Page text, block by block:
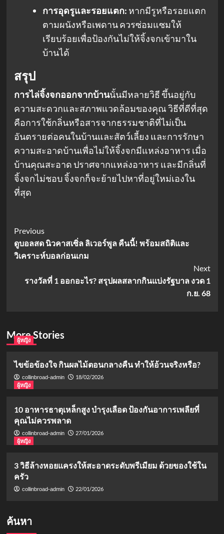
การอุดรูและรอยแตก: หากมีรูหรือรอยแตก
ตามผนังหรือเพดาน ควรซ่อมแซมให้
เรียบร้อยเพื่อป้องกันไม่ให้จิ้งจกเข้ามาใน
บ้านได้
สรุป
การไล่จิ้งจกออกจากบ้านนั้นมีหลายวิธี ขึ้นอยู่กับ
ความสะดวกและสภาพแวดล้อมของคุณ วิธีที่ดีที่สุด
คือการใช้กลิ่นหรือสารจากธรรมชาติที่ไม่เป็น
อันตรายต่อคนในบ้านและสัตว์เลี้ยง และการรักษา
ความสะอาดบ้านเพื่อไม่ให้จิ้งจกมีแหล่งอาหาร เมื่อ
บ้านคุณสะอาด ปราศจากแหล่งอาหาร และมีกลิ่นที่
จิ้งจกไม่ชอบ จิ้งจกก็จะย้ายไปหาที่อยู่ใหม่เองใน
ที่สุด
Post
Navigation
Previous
ดูบอลสด นิวคาสเซิ่ล ลิเวอร์พูล คืนนี้! พร้อมสถิติและ
วิเคราะห์บอลก่อนเกม
Next
รางวัลที่ 1 ออกอะไร? สรุปผลสลากกินแบ่งรัฐบาล งวด 1
ก.ย. 68
More Stories
ผู้หญิง
ไขข้อข้องใจ กินผลไม้ตอนกลางคืน ทำให้อ้วนจริงหรือ?
collinbroad-admin
18/02/2026
ผู้หญิง
10 อาหารธาตุเหล็กสูง บำรุงเลือด ป้องกันอาการเพลียที่
คุณไม่ควรพลาด
collinbroad-admin
27/01/2026
ผู้หญิง
3 วิธีล้างหอยแครงให้สะอาดระดับพรีเมียม ด้วยของใช้ใน
ครัว
collinbroad-admin 22/01/2026
ค้นหา